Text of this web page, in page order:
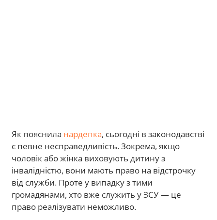
Як пояснила нардепка, сьогодні в законодавстві
є певне несправедливість. Зокрема, якщо
чоловік або жінка виховують дитину з
інвалідністю, вони мають право на відстрочку
від служби. Проте у випадку з тими
громадянами, хто вже служить у ЗСУ — це
право реалізувати неможливо.